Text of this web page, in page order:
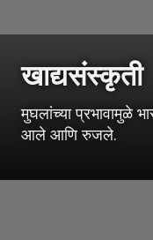
खाद्यसंस्कृती
मुघलांच्या प्रभावामुळे
आले आणि रुजले.